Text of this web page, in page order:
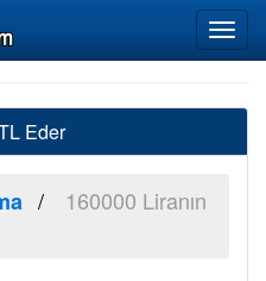
Eder
160000 Liranın